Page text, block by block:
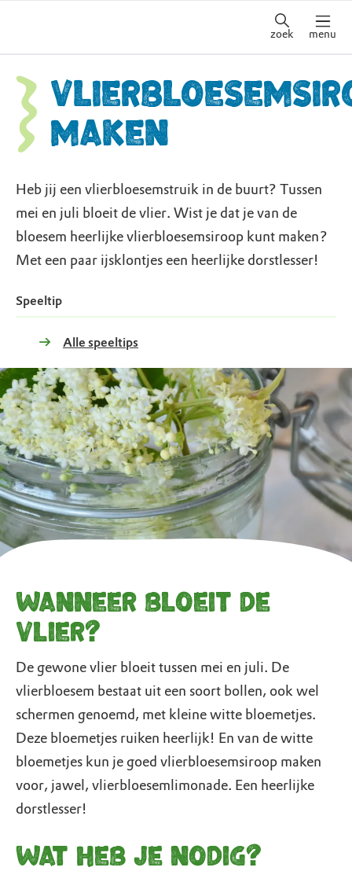
zoek menu
maken
Heb jij een vlierbloesemstruik in de buurt? Tussen
mei en juli bloeit de vlier. Wist je dat je van de
bloesem heerlijke vlierbloesemsiroop kunt maken?
Met een paar ijsklontjes een heerlijke dorstlesser!
Speeltip
Alle speeltips
Wanneer bloeit de
vlier?
De gewone vlier bloeit tussen mei en juli. De
vlierbloesem bestaat uit een soort bollen, ook wel
schermen genoemd, met kleine witte bloemetjes.
Deze bloemetjes ruiken heerlijk! En van de witte
bloemetjes kun je goed vlierbloesemsiroop maken
voor, jawel, vlierbloesemlimonade. Een heerlijke
dorstlesser!
Wat heb je nodig?